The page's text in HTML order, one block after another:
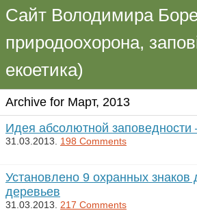
Сайт Володимира
природоохорона,
екоетика)
Archive for Март, 2013
Идея абсолютной заповедности
31.03.2013. 198 Comments
Установлено 9 охранных знаков
деревьев
31.03.2013. 217 Comments